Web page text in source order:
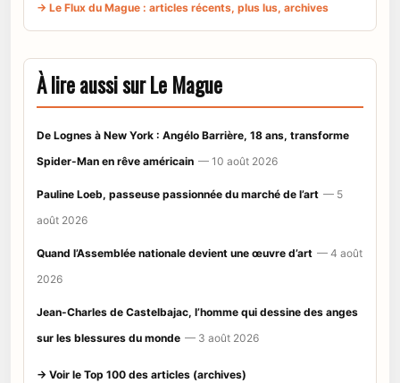
→ Le Flux du Mague : articles récents, plus lus, archives
À lire aussi sur Le Mague
De Lognes à New York : Angélo Barrière, 18 ans, transforme
Spider-Man en rêve américain — 10 août 2026
Pauline Loeb, passeuse passionnée du marché de l’art — 5
août 2026
Quand l’Assemblée nationale devient une œuvre d’art — 4 août
2026
Jean-Charles de Castelbajac, l’homme qui dessine des anges
sur les blessures du monde — 3 août 2026
→ Voir le Top 100 des articles (archives)